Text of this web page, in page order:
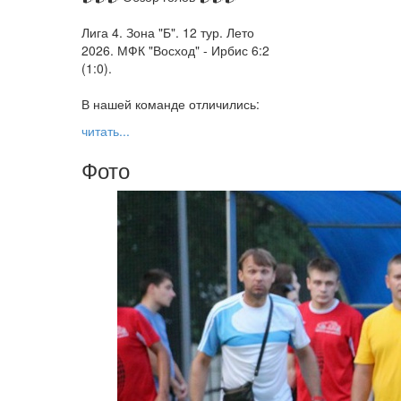
Лига 4. Зона "Б". 12 тур. Лето
2026. МФК "Восход" - Ирбис 6:2
(1:0).
В нашей команде отличились:
читать...
Фото